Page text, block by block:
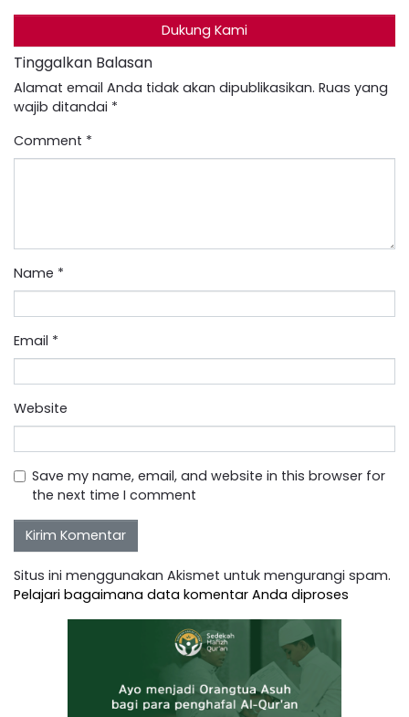
Dukung Kami
Tinggalkan Balasan
Alamat email Anda tidak akan dipublikasikan. Ruas yang
wajib ditandai *
Comment *
Name *
Email *
Website
Save my name, email, and website in this browser for
the next time I comment
Situs ini menggunakan Akismet untuk mengurangi spam.
Pelajari bagaimana data komentar Anda diproses